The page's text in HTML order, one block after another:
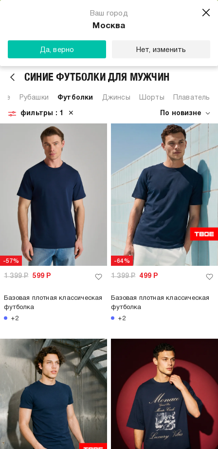
Ваш город
Москва
Да, верно Нет, изменить
СИНИЕ ФУТБОЛКИ ДЛЯ МУЖЧИН
Рубашки Футболки Джинсы Шорты
По новизне
фильтры : 1 ✕
-57%
1 399Р 599 Р
Базовая плотная классическая
футболка
+2
-64%
1 399Р 499 Р
Базовая плотная классическая
футболка
+2
Магазин одежды для тебя